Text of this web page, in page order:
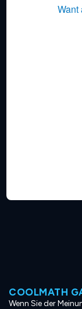
Want
COOLMATH
Wenn Sie der